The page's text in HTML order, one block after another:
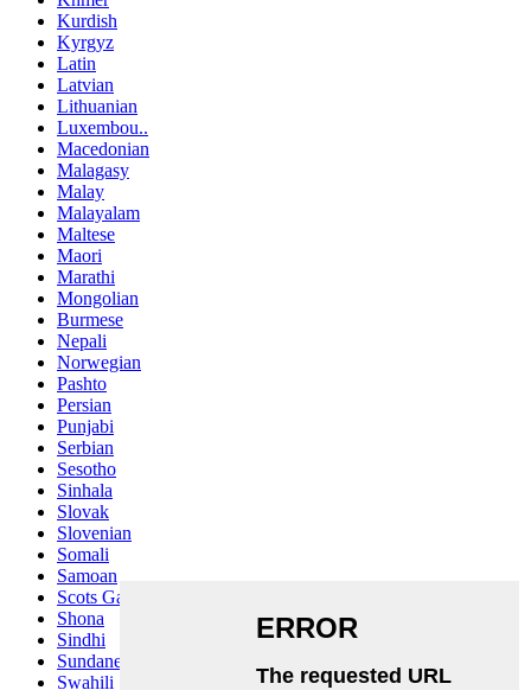
Kurdish
Kyrgyz
Latin
Latvian
Lithuanian
Luxembou..
Macedonian
Malagasy
Malay
Malayalam
Maltese
Maori
Marathi
Mongolian
Burmese
Nepali
Norwegian
Pashto
Persian
Punjabi
Serbian
Sesotho
Sinhala
Slovak
Slovenian
Somali
Samoan
Scots Gaelic
Shona
Sindhi
Sundanese
Swahili